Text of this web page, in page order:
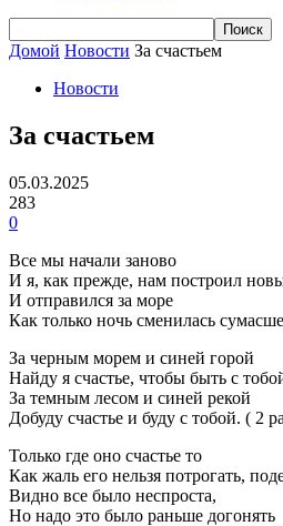
Домой Новости За счастьем
Новости
За счастьем
05.03.2025
283
0
Все мы начали заново
И я, как прежде, нам построил
И отправился за море
Как только ночь сменилась
За черным морем и синей горой
Найду я счастье, чтобы быть с
За темным лесом и синей рекой
Добуду счастье и буду с тобой. ( 2
Только где оно счастье то
Как жаль его нельзя потрогать,
Видно все было неспроста,
Но надо это было раньше догонять